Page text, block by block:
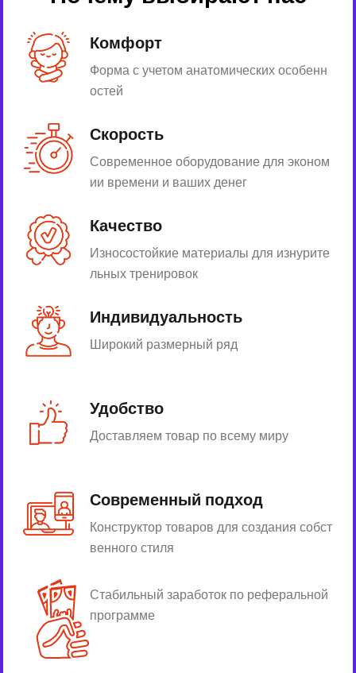
Комфорт
Форма с учетом анатомических особенн
остей
Скорость
Современное оборудование для эконом
ии времени и ваших денег
Качество
Износостойкие материалы для изнурите
льных тренировок
Индивидуальность
Широкий размерный ряд
Удобство
Доставляем товар по всему миру
Современный подход
Конструктор товаров для создания собст
венного стиля
Стабильный заработок по реферальной
программе